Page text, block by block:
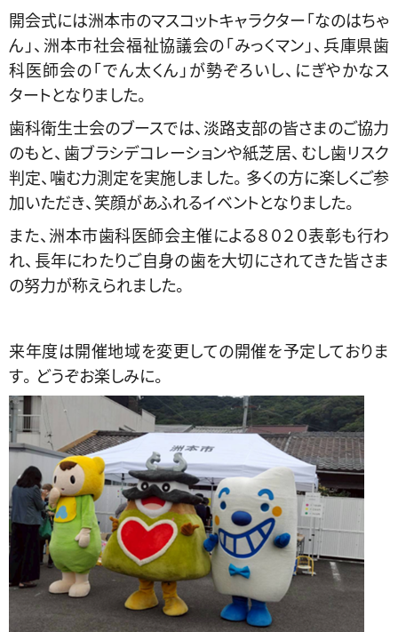
開会式には洲本市のマスコットキャラクター「なのはちゃ
ん」、洲本市社会福祉協議会の「みっくマン」、兵庫県歯
科医師会の「でん太くん」が勢ぞろいし、にぎやかなス
タートとなりました。
歯科衛生士会のブースでは、淡路支部の皆さまのご協力
のもと、歯ブラシデコレーションや紙芝居、むし歯リスク
判定、噛む力測定を実施しました。多くの方に楽しくご参
加いただき、笑顔があふれるイベントとなりました。
また、洲本市歯科医師会主催による８０２０表彰も行わ
れ、長年にわたりご自身の歯を大切にされてきた皆さま
の努力が称えられました。
来年度は開催地域を変更しての開催を予定しておりま
す。どうぞお楽しみに。